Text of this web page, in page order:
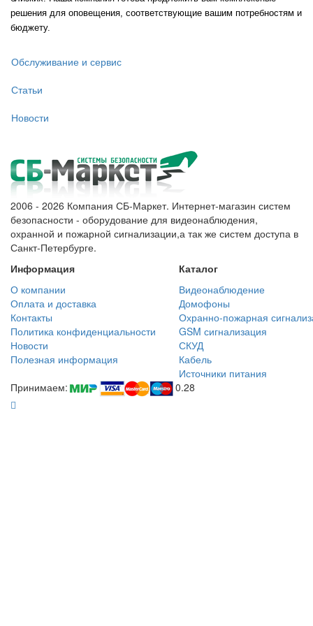
решения для оповещения, соответствующие вашим потребностям и
бюджету.
Обслуживание и сервис
Статьи
Новости
2006 - 2026 Компания СБ-Маркет. Интернет-магазин систем
безопасности - оборудование для видеонаблюдения,
охранной и пожарной сигнализации,а так же систем доступа в
Санкт-Петербурге.
Информация
Каталог
О компании
Видеонаблюдение
Оплата и доставка
Домофоны
Контакты
Охранно-пожарная
Политика конфиденциальности
GSM сигнализация
Новости
СКУД
Полезная информация
Кабель
Источники питания
Принимаем:
0.28